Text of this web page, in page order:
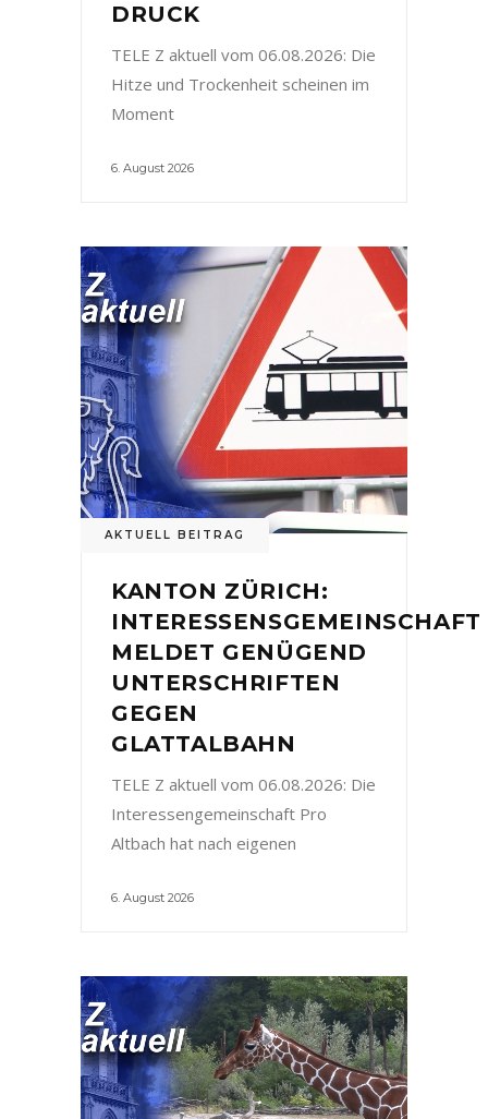
DRUCK
TELE Z aktuell vom 06.08.2026: Die
Hitze und Trockenheit scheinen im
Moment
6. August 2026
AKTUELL BEITRAG
KANTON ZÜRICH:
INTERESSENSGEMEINSCHAFT
MELDET GENÜGEND
UNTERSCHRIFTEN
GEGEN
GLATTALBAHN
TELE Z aktuell vom 06.08.2026: Die
Interessengemeinschaft Pro
Altbach hat nach eigenen
6. August 2026